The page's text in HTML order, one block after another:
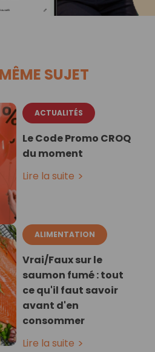
SUJET
ACTUALITÉS
Le Code Promo CROQ
du moment
Lire la suite
ALIMENTATION
Vrai/Faux sur le
saumon fumé : tout
ce qu'il faut savoir
avant d'en
consommer
Lire la suite